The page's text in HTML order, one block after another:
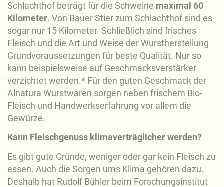
Schlachthof beträgt für die Schweine maximal 60
Kilometer. Von Bauer Stier zum Schlachthof sind es
sogar nur 15 Kilometer. Schließlich sind frisches
Fleisch und die Art und Weise der Wurstherstellung
Grundvoraussetzungen für beste Qualität. Nur so
kann beispielsweise auf Geschmacksverstärker
verzichtet werden.* Für den guten Geschmack der
Alnatura Wurstwaren sorgen neben frischem Bio-
Fleisch und Handwerkserfahrung vor allem die
Gewürze.
Kann Fleischgenuss klimaverträglicher werden?
Es gibt gute Gründe, weniger oder gar kein Fleisch zu
essen. Auch die Sorgen ums Klima gehören dazu.
Deshalb hat Rudolf Bühler beim Forschungsinstitut